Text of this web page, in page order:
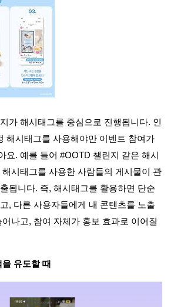
해시태그를 사용해야만 이벤트 참여가
요. 예를 들어 #OOTD 챌린지 같은 해시
시태그를 사용한 사람들의 게시물이 관
됩니다. 즉, 해시태그를 활용하면 단순
, 다른 사용자들에게 내 콘텐츠를 노출
나고, 참여 자체가 홍보 효과로 이어질
유도할 때